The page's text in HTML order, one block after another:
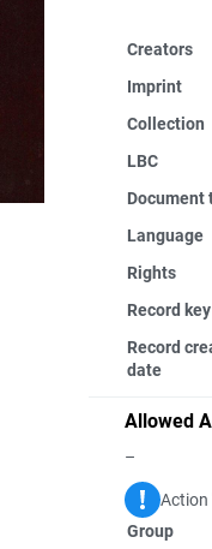
Creators
Imprint
Collection
LBC
Document
Language
Rights
Record key
Record
date
Allowed
–
Action
Group